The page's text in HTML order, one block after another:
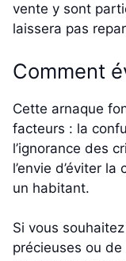
vente y sont
laissera pas
Comment
Cette arnaque
facteurs : la
l’ignorance des
l’envie d’éviter
un habitant.
Si vous
précieuses ou de